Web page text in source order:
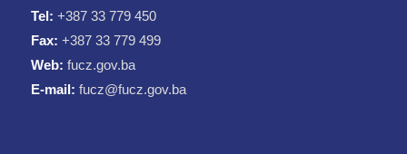
Tel: +387 33 779 450
Fax: +387 33 779 499
Web: fucz.gov.ba
E-mail: fucz@fucz.gov.ba